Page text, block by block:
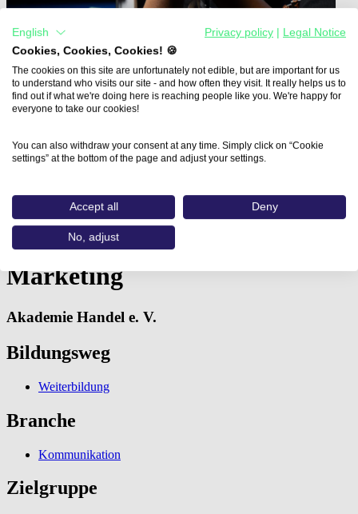
Aus- und Weiterbildungen
Geprüfte/-r Fachwirt/-in für Marketing…
Geprüfte/-r Fachwirt/-in für
Marketing
Akademie Handel e. V.
Bildungsweg
Weiterbildung
Branche
Kommunikation
Zielgruppe
English Privacy policy
Legal Notice
Cookies, Cookies, Cookies! 🍪
The cookies on this site are unfortunately not edible, but are important for us
to understand who visits our site - and how often they visit. It really helps us to
find out if what we're doing here is reaching people like you. We're happy for
everyone to take our cookies!
You can also withdraw your consent at any time. Simply click on “Cookie
settings” at the bottom of the page and adjust your settings.
Accept all Deny
No, adjust